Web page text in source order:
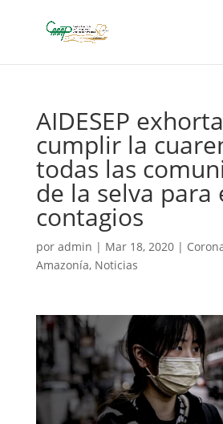
AIDESEP
cumplir la
todas las
de la selva para
contagios
por admin | Mar 18, 2020|
Amazonía, Noticias